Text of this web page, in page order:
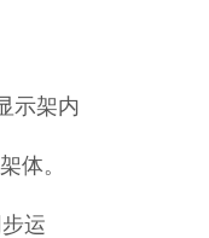
示架内
体。
运